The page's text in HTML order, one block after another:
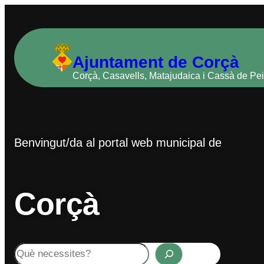
contingut
Ajuntament de Corçà
Corçà, Casavells, Matajudaica i Cassà de
Benvingut/da al portal web municipal de
Corçà
Cerca